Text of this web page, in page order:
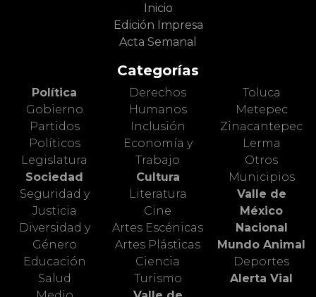
Inicio
Edición Impresa
Acta Semanal
Categorías
Política
Gobierno
Partidos
Políticos
Legislatura
Sociedad
Seguridad y
Justicia
Diversidad y
Género
Educación
Salud
Derechos
Humanos
Inclusión
Economía y
Trabajo
Cultura
Literatura
Cine
Artes Escénicas
Artes Plásticas
Ciencia
Turismo
Toluca
Metepec
Zinacantepec
Lerma
Otros
Municipios
Valle de
México
Nacional
Mundo Animal
Deportes
Alerta Vial